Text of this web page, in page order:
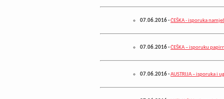
07.06.2016-ČEŠKA - isporuka
07.06.2016-ČEŠKA – isporuku
07.06.2016-AUSTRIJA – isporuka i